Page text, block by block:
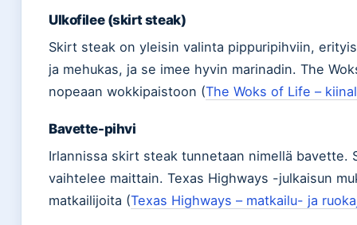
Ulkofilee (skirt steak)
Skirt steak on yleisin valinta pippuripihviin,
ja mehukas, ja se imee hyvin marinadin. The
nopeaan wokkipaistoon (The Woks of Life –
Bavette-pihvi
Irlannissa skirt steak tunnetaan nimellä bavette.
vaihtelee maittain. Texas Highways -julkaisun
matkailijoita (Texas Highways – matkailu- ja